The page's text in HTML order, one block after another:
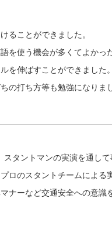
ることができました。
を使う機会が多くてよかっ
を伸ばすことができました
の打ち方等も勉強になりま
タントマンの実演を通し
ロのスタントチームによ
ナーなど交通安全への意